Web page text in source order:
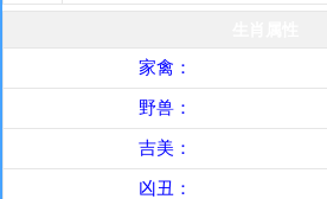
家禽：
野兽：
吉美：
凶丑：